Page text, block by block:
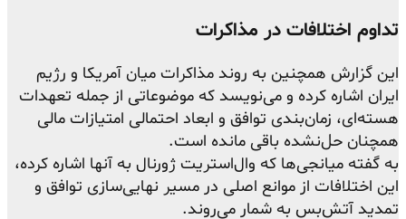
تداوم اختلافات در مذاکرات
این گزارش همچنین به روند مذاکرات میان آمریکا و رژیم
ایران اشاره کرده و می‌نویسد که موضوعاتی از جمله تعهدات
هسته‌ای، زمان‌بندی توافق و ابعاد احتمالی امتیازات مالی
همچنان حل‌نشده باقی مانده است.
به گفته میانجی‌ها که وال‌استریت ژورنال به آنها اشاره کرده،
این اختلافات از موانع اصلی در مسیر نهایی‌سازی توافق و
تمدید آتش‌بس به شمار می‌روند.